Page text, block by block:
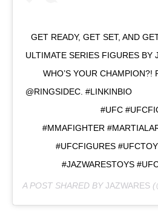
GET READY, GET SET, AND
ULTIMATE SERIES FIGURES BY
WHO’S YOUR CHAMPION?!
@RINGSIDEC. #LINKINBIO
⠀⠀⠀⠀⠀⠀⠀⠀⠀ #UFC
#MMAFIGHTER
#UFCFIGURES
#JAZWARESTOYS
A POST SHARED BYJAZWARES